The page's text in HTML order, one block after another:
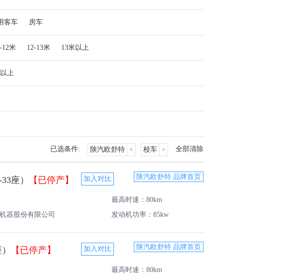
客车 房车
12米 12-13米 13米以上
上
全部清除
校车 ×
陕汽欧舒特 ×
已选条件:
座） 【已停产】
最高时速：80km
器股份有限公司 发动机功率：85kw
陕汽欧舒特 品牌首页
【已停产】
最高时速：80km
陕汽欧舒特 品牌首页